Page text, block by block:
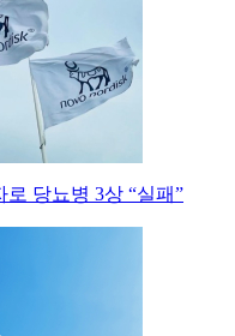
당뇨병 3상 “실패”